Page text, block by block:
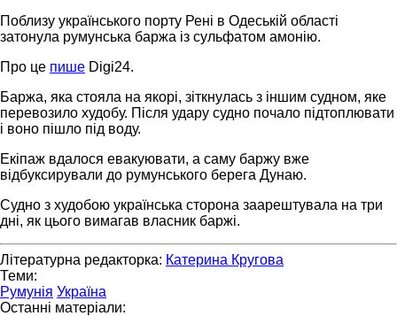
Поблизу українського порту Рені в Одеській області
затонула румунська баржа із сульфатом амонію.
Про це пише Digi24.
Баржа, яка стояла на якорі, зіткнулась з іншим судном, яке
перевозило худобу. Після удару судно почало підтоплювати
і воно пішло під воду.
Екіпаж вдалося евакуювати, а саму баржу вже
відбуксирували до румунського берега Дунаю.
Судно з худобою українська сторона заарештувала на три
дні, як цього вимагав власник баржі.
Літературна редакторка: Катерина Кругова
Теми:
Румунія Україна
Останні матеріали: